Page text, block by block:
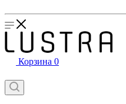
Корзина 0